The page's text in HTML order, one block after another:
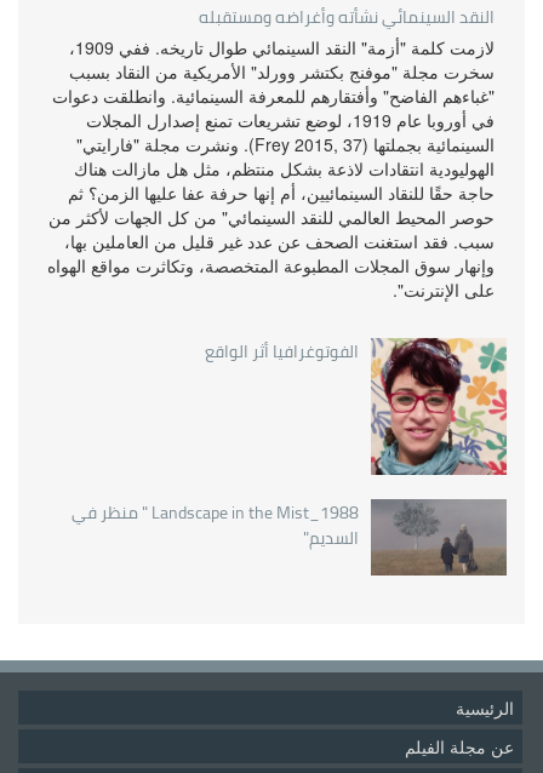
النقد السينمائي نشأته وأغراضه ومستقبله
لازمت كلمة "أزمة" النقد السينمائي طوال تاريخه. ففي 1909،
سخرت مجلة "موفنج بكتشر وورلد" الأمريكية من النقاد بسبب
"غباءهم الفاضح" وأفتقارهم للمعرفة السينمائية. وانطلقت دعوات
في أوروبا عام 1919، لوضع تشريعات تمنع إصدارل المجلات
السينمائية بجملتها (Frey 2015, 37). ونشرت مجلة "فارايتي"
الهوليودية انتقادات لاذعة بشكل منتظم، مثل هل مازالت هناك
حاجة حقًا للنقاد السينمائيين، أم إنها حرفة عفا عليها الزمن؟ ثم
حوصر المحيط العالمي للنقد السينمائي" من كل الجهات لأكثر من
سبب. فقد استغنت الصحف عن عدد غير قليل من العاملين بها،
وإنهار سوق المجلات المطبوعة المتخصصة، وتكاثرت مواقع الهواه
على الإنترنت".
الفوتوغرافيا أثر الواقع
Landscape in the Mist_1988 " منظر في
السديم"
الرئيسية
عن مجلة الفيلم